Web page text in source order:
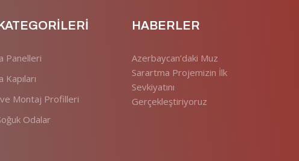
Panelleri
Kapıları
Montaj Profilleri
Odalar
HABERLER
Azerbaycan’daki Muz
Sarartma Projemizin İlk
Sevkiyatını
Gerçekleştiriyoruz